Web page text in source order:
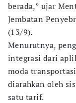
berada,” ujar
Jembatan
(13/9).
Menurutnya,
integrasi dari
moda
diarahkan oleh
satu tarif.